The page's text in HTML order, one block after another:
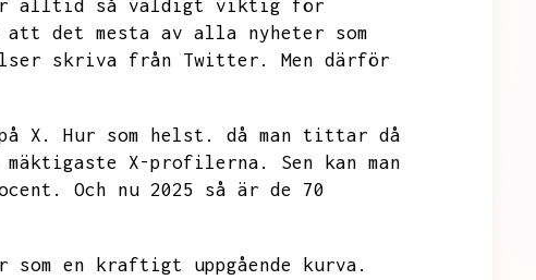
alltid så väldigt viktig för
att det mesta av alla nyheter som
skriva från Twitter.
Men därför
X. Hur som helst.
då man tittar då
X-profilerna.
Sen kan man
Och nu 2025 så är de 70
som en kraftigt uppgående kurva.